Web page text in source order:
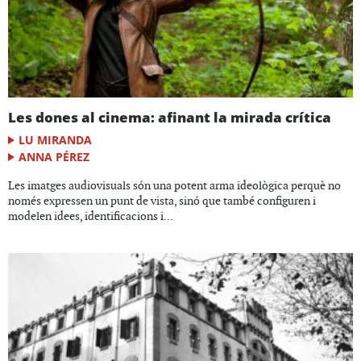
Les dones al cinema: afinant la mirada crítica
LU MIRANDA
ANNA PÉREZ
Les imatges audiovisuals són una potent arma ideològica perquè no
només expressen un punt de vista, sinó que també configuren i
modelen idees, identificacions i...